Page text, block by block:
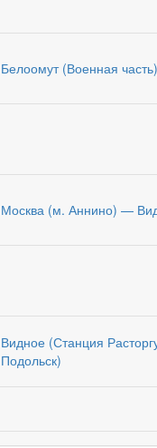
Белоомут (Военная
Москва (м. Аннино) —
Видное (Станция
Подольск)